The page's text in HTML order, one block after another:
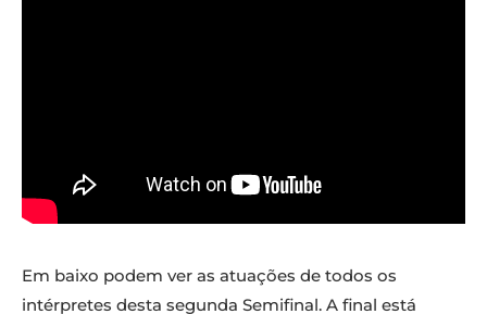
Em baixo podem ver as atuações de todos os
intérpretes desta segunda Semifinal. A final está